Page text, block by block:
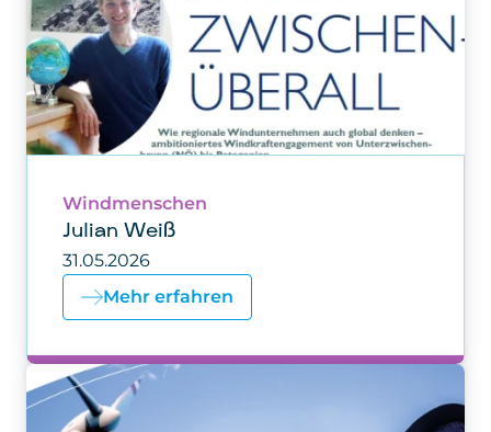
Windmenschen
Julian Weiß
31.05.2026
Mehr erfahren